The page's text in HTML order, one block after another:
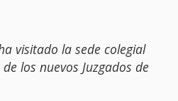
DE OFICIO
visitado la sede colegial
los nuevos Juzgados de